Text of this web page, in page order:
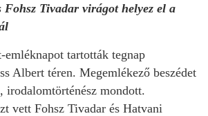
Tivadar virágot helyez el a
tartották tegnap
Albert téren. Megemlékező beszédet
mondott.
vett Fohsz Tivadar és Hatvani